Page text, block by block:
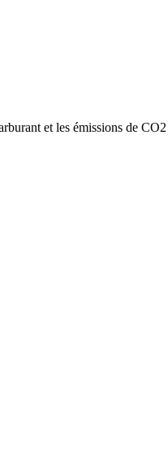
et les émissions de